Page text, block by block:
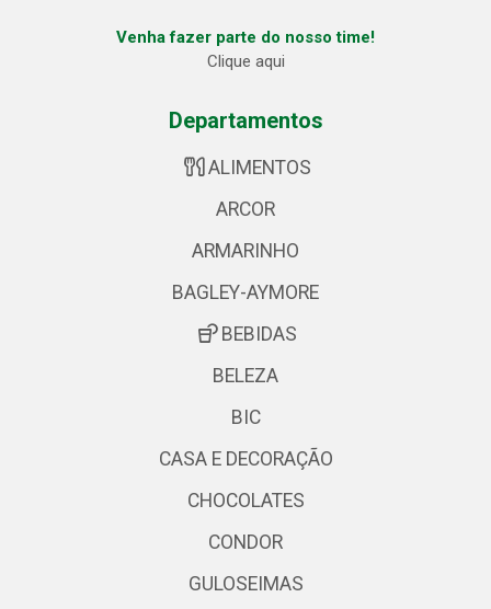
Venha fazer parte do nosso time!
Clique aqui
Departamentos
ALIMENTOS
ARCOR
ARMARINHO
BAGLEY-AYMORE
BEBIDAS
BELEZA
BIC
CASA E DECORAÇÃO
CHOCOLATES
CONDOR
GULOSEIMAS